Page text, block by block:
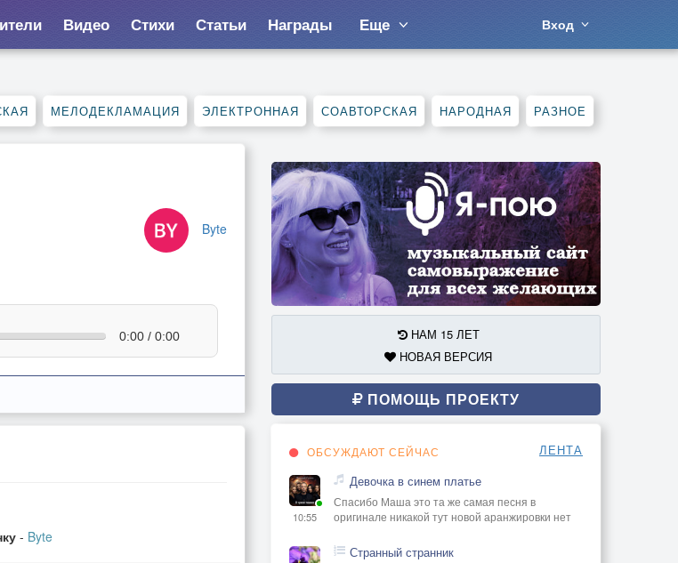
Видео Стихи Статьи Награды Еще Вход
МЕЛОДЕКЛАМАЦИЯ ЭЛЕКТРОННАЯ СОАВТОРСКАЯ НАРОДНАЯ РАЗНОЕ
Byte
0:00 / 0:00
- Byte
НАМ 15 ЛЕТ
НОВАЯ ВЕРСИЯ
ПОМОЩЬ ПРОЕКТУ
ОБСУЖДАЮТ СЕЙЧАС ЛЕНТА
10:55
Девочка в синем платье
Спасибо Маша это та же самая песня в
оригинале никакой тут новой аранжировки нет
Странный странник